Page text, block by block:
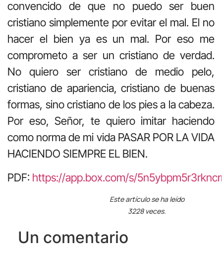
convencido de que no puedo ser buen
cristiano simplemente por evitar el mal. El no
hacer el bien ya es un mal. Por eso me
comprometo a ser un cristiano de verdad.
No quiero ser cristiano de medio pelo,
cristiano de apariencia, cristiano de buenas
formas, sino cristiano de los pies a la cabeza.
Por eso, Señor, te quiero imitar haciendo
como norma de mi vida PASAR POR LA VIDA
HACIENDO SIEMPRE EL BIEN.
PDF: https://app.box.com/s/
Este artículo se ha leído
3228 veces.
Un comentario